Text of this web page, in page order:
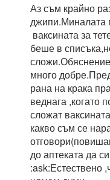
Аз съм крайно
джипи.Миналата
ваксината за
беше в
много
рана на крака
веднага ,когато
сложат
какво съм се
до аптеката да
:ask:Естествено